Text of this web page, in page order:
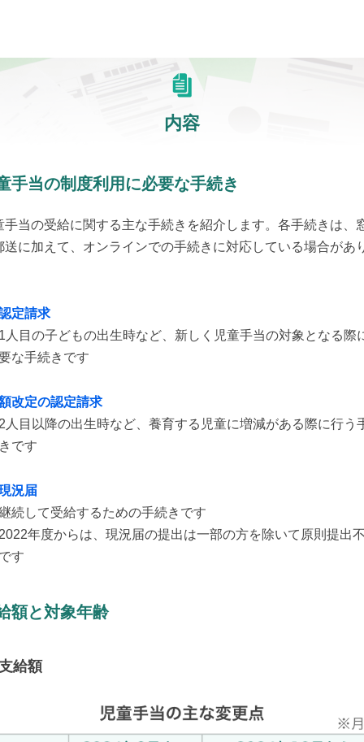
内容
手当の制度利用に必要な手続き
手当の受給に関する主な手続きを紹介します。各手続きは、
送に加えて、オンラインでの手続きに対応している場合があ
定請求
人目の子どもの出生時など、新しく児童手当の対象となる際
な手続きです
改定の認定請求
人目以降の出生時など、養育する児童に増減がある際に行う
です
況届
続して受給するための手続きです
年度からは、現況届の提出は一部の方を除いて原則提出
す
額と対象年齢
給額